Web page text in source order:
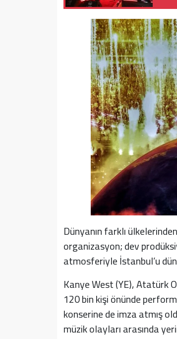
Dünyanın farklı
organizasyon; dev
atmosferiyle İstanbul’u
Kanye West (YE), Atatürk
120 bin kişi önünde
konserine de imza atmış
müzik olayları arasında